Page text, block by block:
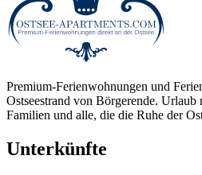
Premium-Ferienwohnungen und
Ostseestrand von Börgerende.
Familien und alle, die die Ruhe der
Unterkünfte